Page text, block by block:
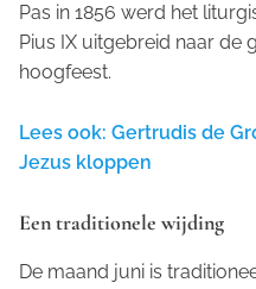
Pas in 1856 werd het
Pius IX uitgebreid naar de
hoogfeest.
Lees ook: Gertrudis de
Jezus kloppen
Een traditionele wijding
De maand juni is